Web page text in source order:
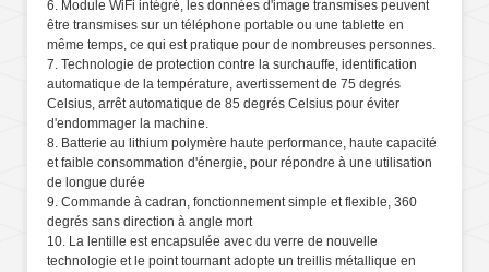
6. Module WiFi intégré, les données d'image transmises peuvent
être transmises sur un téléphone portable ou une tablette en
même temps, ce qui est pratique pour de nombreuses personnes.
7. Technologie de protection contre la surchauffe, identification
automatique de la température, avertissement de 75 degrés
Celsius, arrêt automatique de 85 degrés Celsius pour éviter
d'endommager la machine.
8. Batterie au lithium polymère haute performance, haute capacité
et faible consommation d'énergie, pour répondre à une utilisation
de longue durée
9. Commande à cadran, fonctionnement simple et flexible, 360
degrés sans direction à angle mort
10. La lentille est encapsulée avec du verre de nouvelle
technologie et le point tournant adopte un treillis métallique en